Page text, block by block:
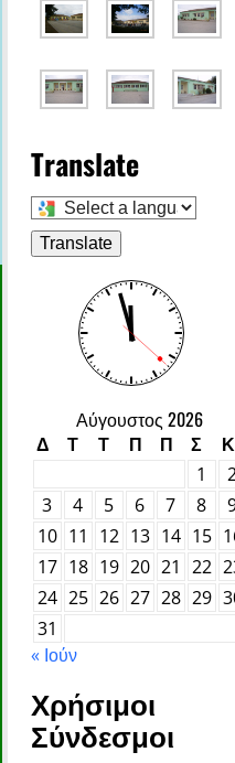
Translate
Select
a
language
to
translate
Translate
Αύγουστος 2026
Δ Τ Τ Π Π Σ
Κ
1
3
4 5 6 7 8
10 11 12 13 14 15
17 18 19 20 21 22
24 25 26 27 28 29
31
« Ιούν
Χρήσιμοι
Σύνδεσμοι